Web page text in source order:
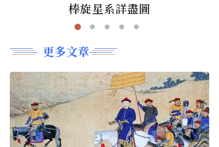
棒旋星系詳盡圖
更多文章